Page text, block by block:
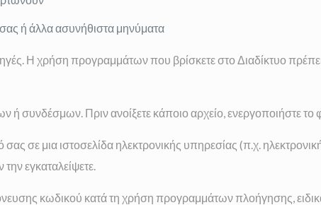
ή άλλα ασυνήθιστα μηνύματα
Η χρήση προγραμμάτων που βρίσκετε στο Διαδίκτυο πρέπει
Πριν ανοίξετε κάποιο αρχείο, ενεργοποιήστε το
σας σε μια ιστοσελίδα ηλεκτρονικής υπηρεσίας (π.χ.
εγκαταλείψετε.
κωδικού κατά τη χρήση προγραμμάτων πλοήγησης,